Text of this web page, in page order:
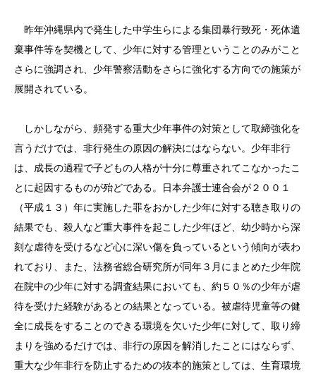
昨年沖縄県内で発生した中学生らによる集団暴行致死・死体遺
棄事件等を契機として、少年に対する管理ということのみがこと
さらに強調され、少年警察活動をさらに強化する方向での施策が
展開されている。
しかしながら、頻発する重大少年事件の対策として取締強化を
言うだけでは、非行発生の原因の解決にはならない。少年非行
は、成長の過程で子どもの人格が十分に尊重されてこなかったこ
とに起因するものが殆どである。日本弁護士連合会が２００１
（平成１３）年に実施した罪をおかした少年に対する聴き取りの
結果でも、殺人など重大事件を起こした少年ほど、幼少時から深
刻な虐待を受けるなど心に深い傷を負っているという傾向が表わ
れており、また、法務省総合研究所が同年３月にまとめた少年院
在院中の少年に対する調査結果においても、約５０％の少年が虐
待を受けた経験があるとの結果となっている。被虐待児童等の健
全に成長をすることのできる環境を欠いた少年に対して、取り締
まりを強めるだけでは、非行の原因を解消したことにはならず、
重大な少年非行を防止するための抜本的施策としては、生育環境